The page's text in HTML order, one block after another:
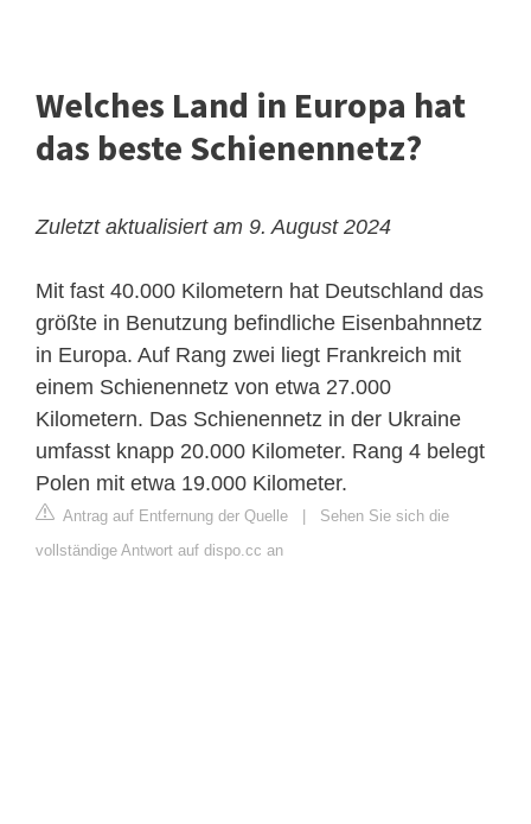
Welches Land in Europa hat
das beste Schienennetz?
Zuletzt aktualisiert am 9. August 2024
Mit fast 40.000 Kilometern hat Deutschland das
größte in Benutzung befindliche Eisenbahnnetz
in Europa. Auf Rang zwei liegt Frankreich mit
einem Schienennetz von etwa 27.000
Kilometern. Das Schienennetz in der Ukraine
umfasst knapp 20.000 Kilometer. Rang 4 belegt
Polen mit etwa 19.000 Kilometer.
Antrag auf Entfernung der Quelle
Sehen Sie sich die
vollständige Antwort auf dispo.cc an